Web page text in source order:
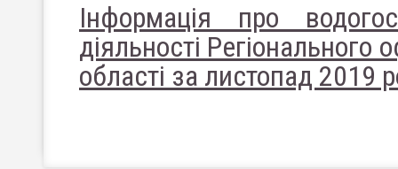
Інформація про
діяльності Регіонального
області за листопад 2019